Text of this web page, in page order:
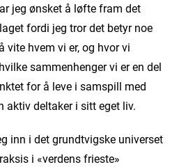
jeg ønsket å løfte fram det
fordi jeg tror det betyr noe
vite hvem vi er, og hvor vi
sammenhenger vi er en del
for å leve i samspill med
aktiv deltaker i sitt eget liv.
inn i det grundtvigske universet
i «verdens frieste»